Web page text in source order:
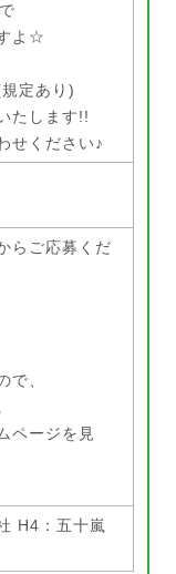
よ☆
定あり)
たします!!
せください♪
らご応募くだ
で、
ページを見
H4：五十嵐